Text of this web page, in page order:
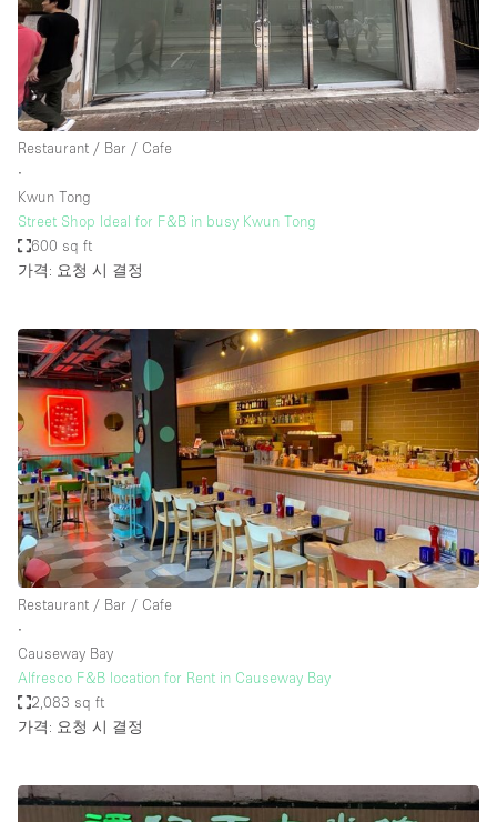
Restaurant / Bar / Cafe
∙
Kwun Tong
Street Shop Ideal for F&B in busy Kwun Tong
600 sq ft
가격: 요청 시 결정
Restaurant / Bar / Cafe
∙
Causeway Bay
Alfresco F&B location for Rent in Causeway Bay
2,083 sq ft
가격: 요청 시 결정